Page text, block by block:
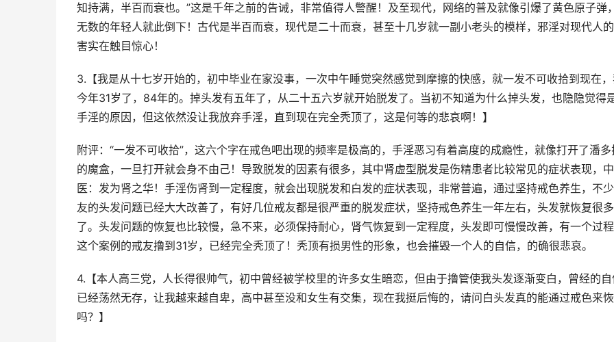
知持满，半百而衰也。”这是千年之前的告诫，非常值得人警醒！及至现代，网络的普及就像引爆了黄色原子弹，
无数的年轻人就此倒下！古代是半百而衰，现代是二十而衰，甚至十几岁就一副小老头的模样，邪淫对现代人
害实在触目惊心！
3.【我是从十七岁开始的，初中毕业在家没事，一次中午睡觉突然感觉到摩擦的快感，就一发不可收拾到现在
今年31岁了，84年的。掉头发有五年了，从二十五六岁就开始脱发了。当初不知道为什么掉头发，也隐隐觉得
手淫的原因，但这依然没让我放弃手淫，直到现在完全秃顶了，这是何等的悲哀啊！】
附评：“一发不可收拾”，这六个字在戒色吧出现的频率是极高的，手淫恶习有着高度的成瘾性，就像打开了潘多
的魔盒，一旦打开就会身不由己！导致脱发的因素有很多，其中肾虚型脱发是伤精患者比较常见的症状表现，中
医：发为肾之华！手淫伤肾到一定程度，就会出现脱发和白发的症状表现，非常普遍，通过坚持戒色养生，不
友的头发问题已经大大改善了，有好几位戒友都是很严重的脱发症状，坚持戒色养生一年左右，头发就恢复很多
了。头发问题的恢复也比较慢，急不来，必须保持耐心，肾气恢复到一定程度，头发即可慢慢改善，有一个过程
这个案例的戒友撸到31岁，已经完全秃顶了！秃顶有损男性的形象，也会摧毁一个人的自信，的确很悲哀。
4.【本人高三党，人长得很帅气，初中曾经被学校里的许多女生暗恋，但由于撸管使我头发逐渐变白，曾经的
已经荡然无存，让我越来越自卑，高中甚至没和女生有交集，现在我挺后悔的，请问白头发真的能通过戒色来
吗？】